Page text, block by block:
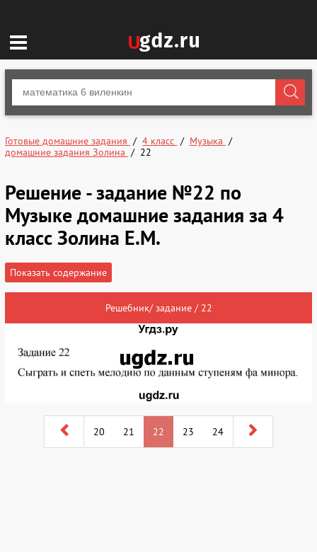
Готовые домашние задания 4 класс
Музыка
домашние задания Золина
22
Решение - задание №22 по
Музыке домашние задания за 4
класс Золина Е.М.
Показать содержание
Решебник/ задание / 22
20 21 22 23 24